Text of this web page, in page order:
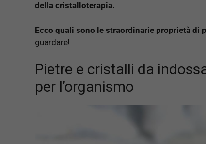
della cristalloterapia.
Ecco quali sono le straordinarie proprietà di
guardare!
Pietre e cristalli da
per l’organismo